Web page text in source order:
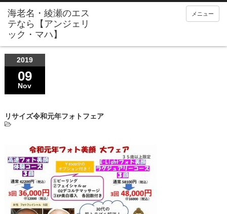
メニュー
2019
09
Nov
リサイズ令和元年フォトフェア